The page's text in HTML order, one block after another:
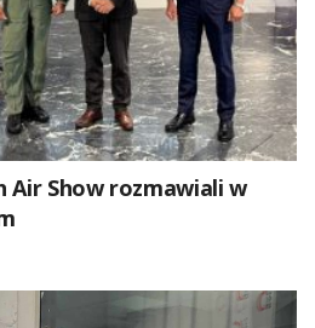
Air Show rozmawiali w